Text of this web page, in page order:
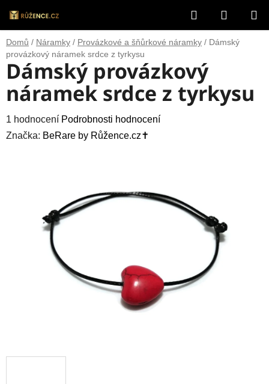
na
obsah
Hledat
KOŠÍK
Domů / Náramky / Provázkové a šňůrkové náramky / Dámský
provázkový náramek srdce z tyrkysu
Dámský provázkový
náramek srdce z tyrkysu
Průměrné
hodnocení
hvězdiček.
1 hodnocení Podrobnosti hodnocení
Značka: BeRare by Růžence.cz✝️